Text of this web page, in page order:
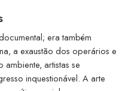
era também
a exaustão dos operários e
artistas se
inquestionável. A arte